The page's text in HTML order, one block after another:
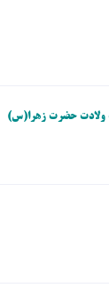
ولادت حضرت زهرا(س)